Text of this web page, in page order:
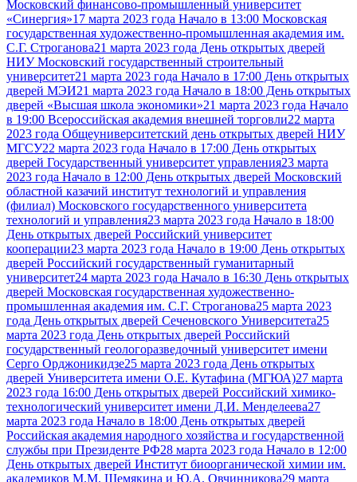
Московский финансово-промышленный университет
«Синергия»17 марта 2023 года Начало в 13:00 Московская
государственная художественно-промышленная академия им.
С.Г. Строганова21 марта 2023 года День открытых дверей
НИУ Московский государственный строительный
университет21 марта 2023 года Начало в 17:00 День открытых
дверей МЭИ21 марта 2023 года Начало в 18:00 День открытых
дверей «Высшая школа экономики»21 марта 2023 года Начало
в 19:00 Всероссийская академия внешней торговли22 марта
2023 года Общеуниверситетский день открытых дверей НИУ
МГСУ22 марта 2023 года Начало в 17:00 День открытых
дверей Государственный университет управления23 марта
2023 года Начало в 12:00 День открытых дверей Московский
областной казачий институт технологий и управления
(филиал) Московского государственного университета
технологий и управления23 марта 2023 года Начало в 18:00
День открытых дверей Российский университет
кооперации23 марта 2023 года Начало в 19:00 День открытых
дверей Российский государственный гуманитарный
университет24 марта 2023 года Начало в 16:30 День открытых
дверей Московская государственная художественно-
промышленная академия им. С.Г. Строганова25 марта 2023
года День открытых дверей Сеченовского Университета25
марта 2023 года День открытых дверей Российский
государственный геологоразведочный университет имени
Серго Орджоникидзе25 марта 2023 года День открытых
дверей Университета имени О.Е. Кутафина (МГЮА)27 марта
2023 года 16:00 День открытых дверей Российский химико-
технологический университет имени Д.И. Менделеева27
марта 2023 года Начало в 18:00 День открытых дверей
Российская академия народного хозяйства и государственной
службы при Президенте РФ28 марта 2023 года Начало в 12:00
День открытых дверей Институт биоорганической химии им.
академиков М.М. Шемякина и Ю.А. Овчинникова29 марта